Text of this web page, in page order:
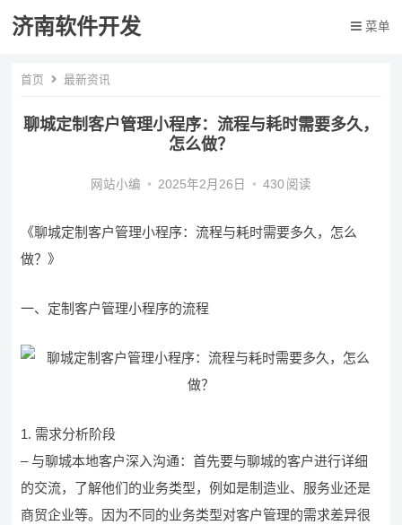
济南软件开发 菜单
首页 最新资讯
聊城定制客户管理小程序：流程与耗时需要多久，
怎么做？
网站小编 • 2025年2月26日 • 430 阅读
《聊城定制客户管理小程序：流程与耗时需要多久，怎么
做？》
一、定制客户管理小程序的流程
1. 需求分析阶段
– 与聊城本地客户深入沟通：首先要与聊城的客户进行详细
的交流，了解他们的业务类型，例如是制造业、服务业还是
商贸企业等。因为不同的业务类型对客户管理的需求差异很